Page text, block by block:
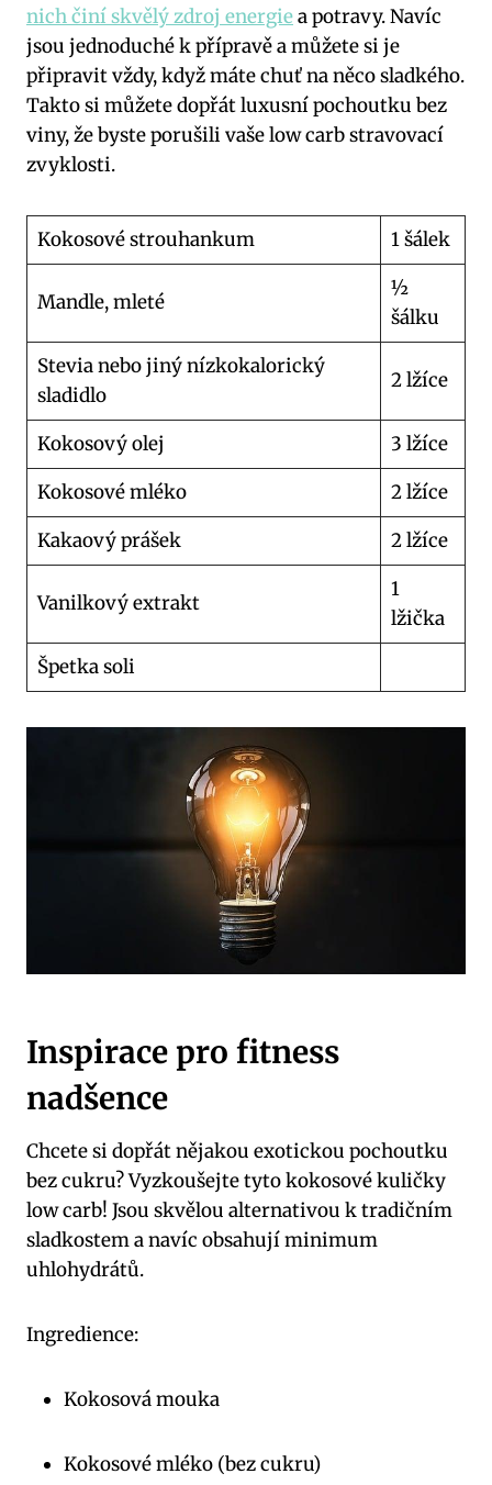
nich činí skvělý zdroj energiea potravy. Navíc
jsou jednoduché k přípravě a můžete si je
připravit vždy, když máte chuť na něco sladkého.
Takto si můžete dopřát luxusní pochoutku bez
viny, že byste porušili vaše low carb stravovací
zvyklosti.
Kokosové strouhankum 1 šálek
Mandle, mleté
½
šálku
Stevia nebo jiný nízkokalorický
sladidlo
2 lžíce
Kokosový olej
3 lžíce
Kokosové mléko
2 lžíce
Kakaový prášek
2 lžíce
Vanilkový extrakt
1
lžička
Špetka soli
Inspirace pro fitness
nadšence
Chcete si dopřát nějakou exotickou pochoutku
bez cukru? Vyzkoušejte tyto kokosové kuličky
low carb! Jsou skvělou alternativou k tradičním
sladkostem a navíc obsahují minimum
uhlohydrátů.
Ingredience:
Kokosová mouka
Kokosové mléko (bez cukru)